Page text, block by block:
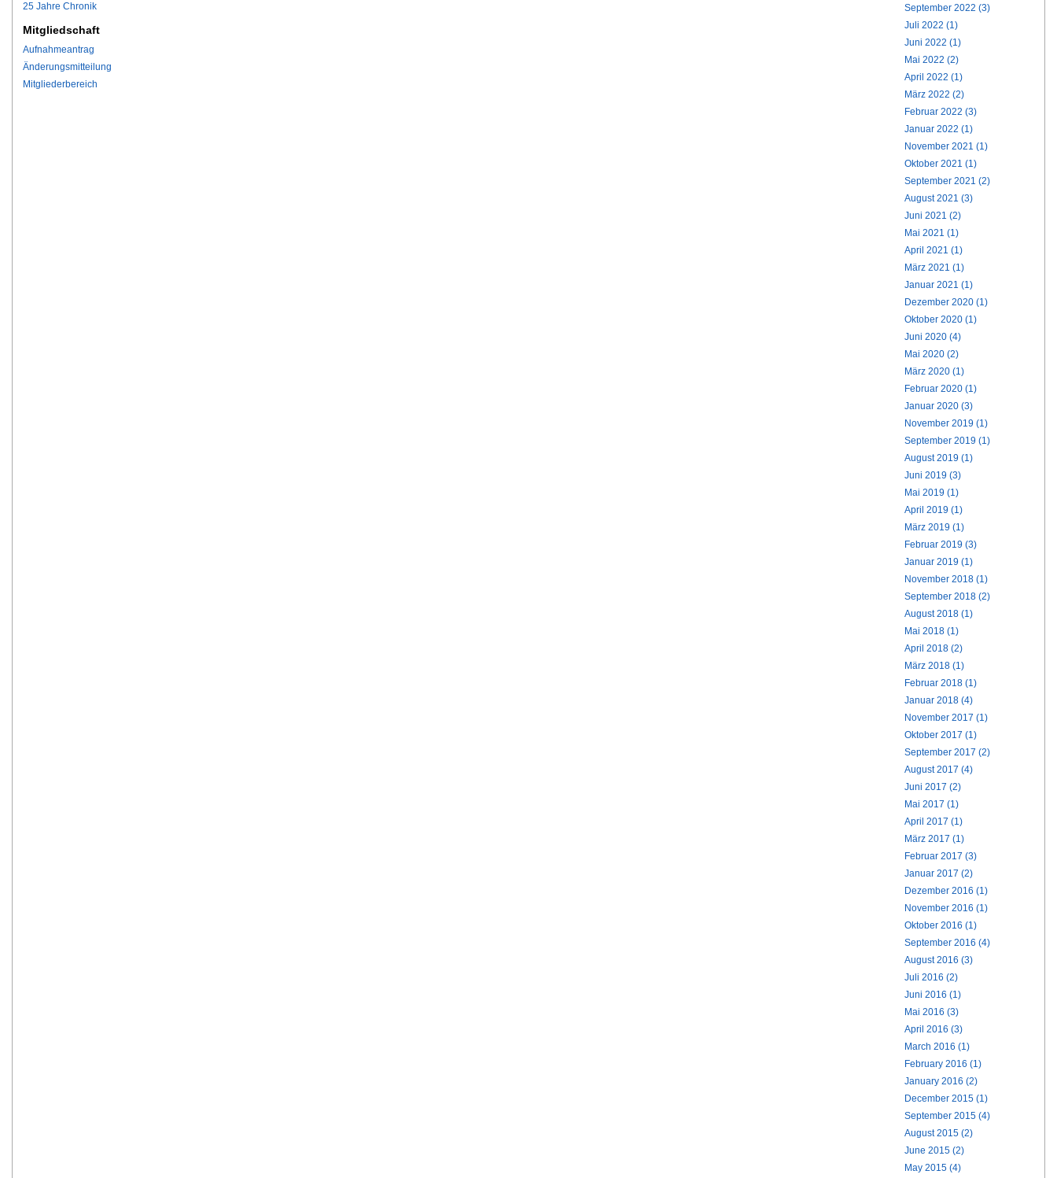
25 Jahre Chronik
Mitgliedschaft
Aufnahmeantrag
Änderungsmitteilung
Mitgliederbereich
September 2022 (3)
Juli 2022 (1)
Juni 2022 (1)
Mai 2022 (2)
April 2022 (1)
März 2022 (2)
Februar 2022 (3)
Januar 2022 (1)
November 2021 (1)
Oktober 2021 (1)
September 2021 (2)
August 2021 (3)
Juni 2021 (2)
Mai 2021 (1)
April 2021 (1)
März 2021 (1)
Januar 2021 (1)
Dezember 2020 (1)
Oktober 2020 (1)
Juni 2020 (4)
Mai 2020 (2)
März 2020 (1)
Februar 2020 (1)
Januar 2020 (3)
November 2019 (1)
September 2019 (1)
August 2019 (1)
Juni 2019 (3)
Mai 2019 (1)
April 2019 (1)
März 2019 (1)
Februar 2019 (3)
Januar 2019 (1)
November 2018 (1)
September 2018 (2)
August 2018 (1)
Mai 2018 (1)
April 2018 (2)
März 2018 (1)
Februar 2018 (1)
Januar 2018 (4)
November 2017 (1)
Oktober 2017 (1)
September 2017 (2)
August 2017 (4)
Juni 2017 (2)
Mai 2017 (1)
April 2017 (1)
März 2017 (1)
Februar 2017 (3)
Januar 2017 (2)
Dezember 2016 (1)
November 2016 (1)
Oktober 2016 (1)
September 2016 (4)
August 2016 (3)
Juli 2016 (2)
Juni 2016 (1)
Mai 2016 (3)
April 2016 (3)
March 2016 (1)
February 2016 (1)
January 2016 (2)
December 2015 (1)
September 2015 (4)
August 2015 (2)
June 2015 (2)
May 2015 (4)